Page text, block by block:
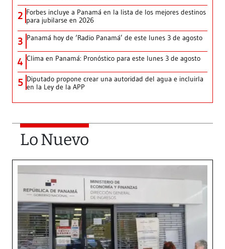
2 Forbes incluye a Panamá en la lista de los mejores destinos
para jubilarse en 2026
3 Panamá hoy de ‘Radio Panamá’ de este lunes 3 de agosto
4 Clima en Panamá: Pronóstico para este lunes 3 de agosto
5 Diputado propone crear una autoridad del agua e incluirla
en la Ley de la APP
Lo Nuevo